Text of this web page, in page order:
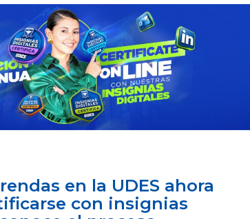
en la UDES ahora
con insignias